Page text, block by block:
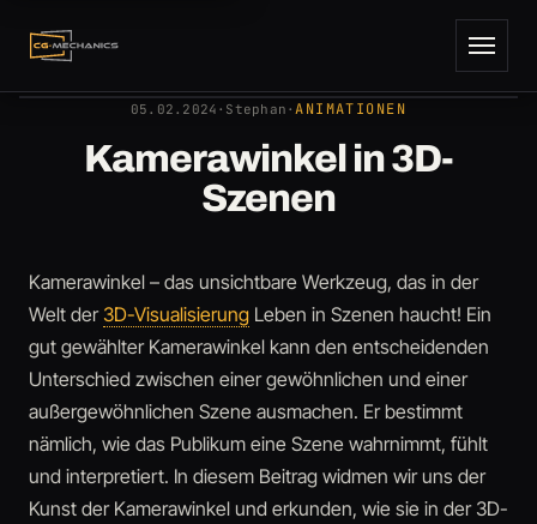
Stephan
05.02.2024 · Stephan ·ANIMATIONEN
Kamerawinkel in 3D-
Szenen
Kamerawinkel – das unsichtbare Werkzeug, das in der
Welt der 3D-Visualisierung Leben in Szenen haucht! Ein
gut gewählter Kamerawinkel kann den entscheidenden
Unterschied zwischen einer gewöhnlichen und einer
außergewöhnlichen Szene ausmachen. Er bestimmt
nämlich, wie das Publikum eine Szene wahrnimmt, fühlt
und interpretiert. In diesem Beitrag widmen wir uns der
Kunst der Kamerawinkel und erkunden, wie sie in der 3D-